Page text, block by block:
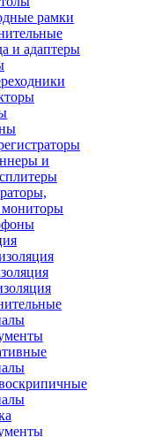
рамки
и адаптеры
и
мониторы